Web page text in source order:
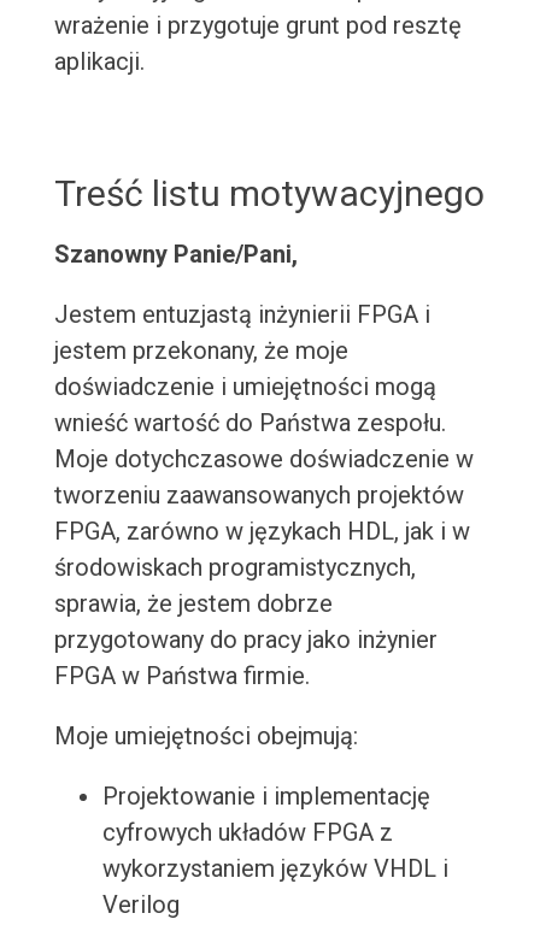
wrażenie i przygotuje grunt pod resztę
aplikacji.
Treść listu motywacyjnego
Szanowny Panie/Pani,
Jestem entuzjastą inżynierii FPGA i
jestem przekonany, że moje
doświadczenie i umiejętności mogą
wnieść wartość do Państwa zespołu.
Moje dotychczasowe doświadczenie w
tworzeniu zaawansowanych projektów
FPGA, zarówno w językach HDL, jak i w
środowiskach programistycznych,
sprawia, że jestem dobrze
przygotowany do pracy jako inżynier
FPGA w Państwa firmie.
Moje umiejętności obejmują:
Projektowanie i implementację
cyfrowych układów FPGA z
wykorzystaniem języków VHDL i
Verilog